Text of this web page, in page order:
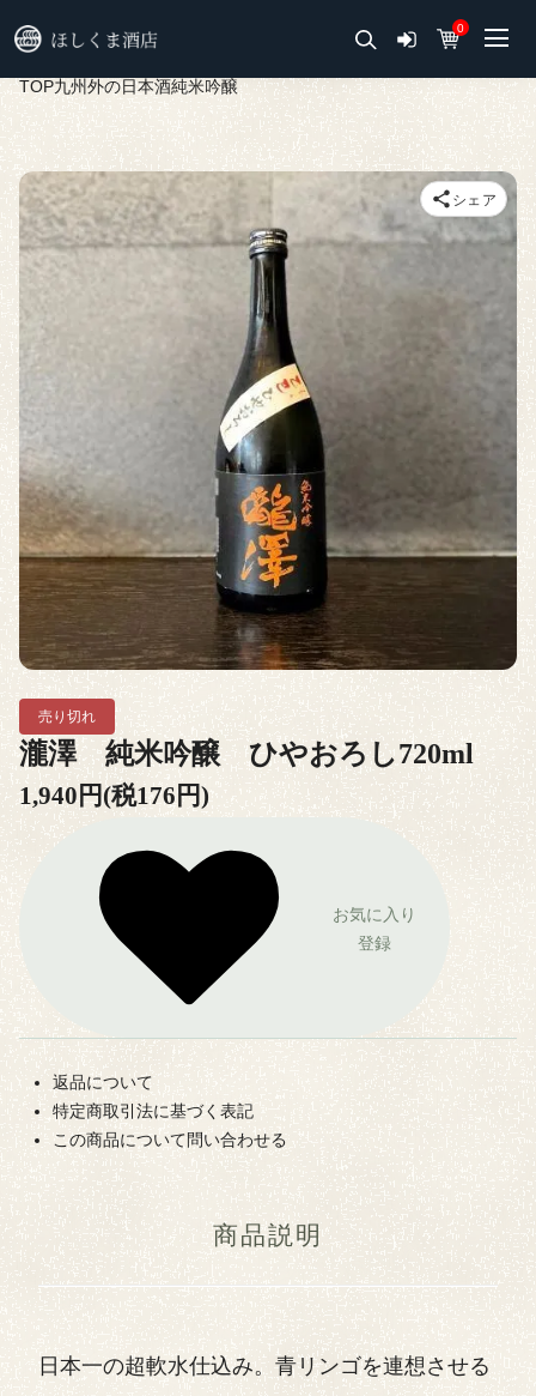
0
TOP九州外の日本酒純米吟醸
売り切れ
瀧澤 純米吟醸 ひやおろし720ml
1,940円(税176円)
お気に入り
登録
返品について
特定商取引法に基づく表記
この商品について問い合わせる
シェア
商品説明
日本一の超軟水仕込み。青リンゴを連想させる